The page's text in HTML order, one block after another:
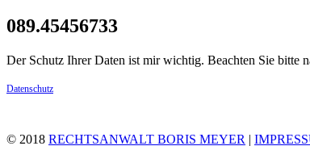
089.45456733
Der Schutz Ihrer Daten ist mir wichtig. Beachten Sie bitte
Datenschutz
© 2018 RECHTSANWALT BORIS MEYER |